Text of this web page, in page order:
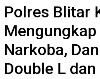
Polres Blitar
Mengungkap
Narkoba,
Double L